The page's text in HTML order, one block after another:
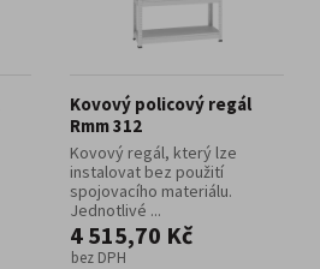
Kovový policový regál
Rmm 312
Kovový regál, který lze
instalovat bez použití
spojovacího materiálu.
Jednotlivé ...
4 515,70 Kč
bez DPH